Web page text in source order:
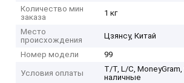
Количество мин
заказа
1 кг
Место
происхождения
Цзянсу, Китай
Номер модели 99
Условия оплаты
T/T, L/C,
наличные